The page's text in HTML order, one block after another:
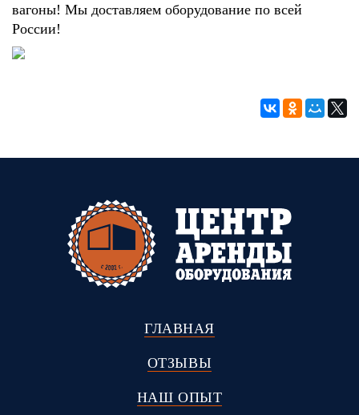
вагоны! Мы доставляем оборудование по всей
России!
ГЛАВНАЯ
ОТЗЫВЫ
НАШ ОПЫТ